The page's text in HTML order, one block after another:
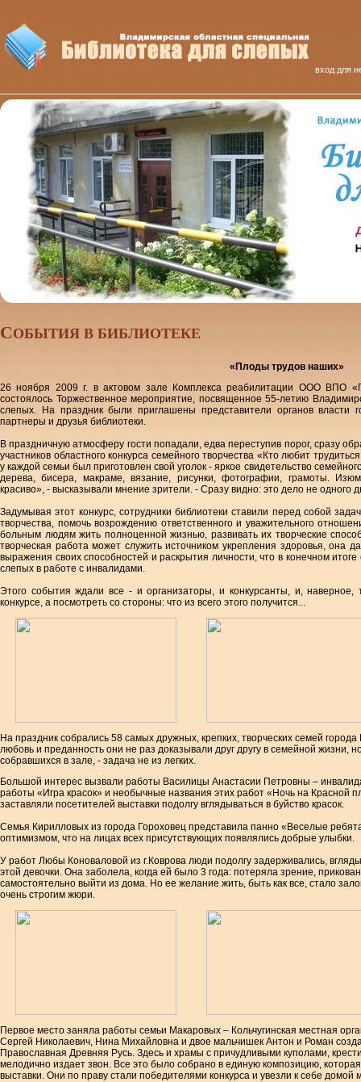
вход для
CОБЫТИЯ В БИБЛИОТЕКЕ
«Плоды трудов наших»
26 ноября 2009 г. в актовом зале Комплекса реабилитации ООО ВПО
состоялось Торжественное мероприятие, посвященное 55-летию
слепых. На праздник были приглашены представители органов власти
партнеры и друзья библиотеки.
В праздничную атмосферу гости попадали, едва переступив порог, сразу
участников областного конкурса семейного творчества «Кто любит
у каждой семьи был приготовлен свой уголок - яркое свидетельство
дерева, бисера, макраме, вязание, рисунки, фотографии, грамоты.
красиво», - высказывали мнение зрители. - Сразу видно: это дело не одного
Задумывая этот конкурс, сотрудники библиотеки ставили перед собой
творчества, помочь возрождению ответственного и уважительного
больным людям жить полноценной жизнью, развивать их творческие
творческая работа может служить источником укрепления здоровья, она
выражения своих способностей и раскрытия личности, что в конечном
слепых в работе с инвалидами.
Этого события ждали все - и организаторы, и конкурсанты, и,
конкурсе, а посмотреть со стороны: что из всего этого получится...
На праздник собрались 58 самых дружных, крепких, творческих семей
любовь и преданность они не раз доказывали друг другу в семейной жизни,
собравшихся в зале, - задача не из легких.
Большой интерес вызвали работы Василицы Анастасии Петровны –
работы «Игра красок» и необычные названия этих работ «Ночь на Красной
заставляли посетителей выставки подолгу вглядываться в буйство красок.
Семья Кирилловых из города Гороховец представила панно «Веселые
оптимизмом, что на лицах всех присутствующих появлялись добрые улыбки.
У работ Любы Коноваловой из г.Коврова люди подолгу задерживались,
этой девочки. Она заболела, когда ей было 3 года: потеряла зрение,
самостоятельно выйти из дома. Но ее желание жить, быть как все, стало
очень строгим жюри.
Первое место заняла работы семьи Макаровых – Кольчугинская местная
Сергей Николаевич, Нина Михайловна и двое мальчишек Антон и Роман
Православная Древняя Русь. Здесь и храмы с причудливыми куполами,
мелодично издает звон. Все это было собрано в единую композицию,
выставки. Они по праву стали победителями конкурса и увезли к себе домой